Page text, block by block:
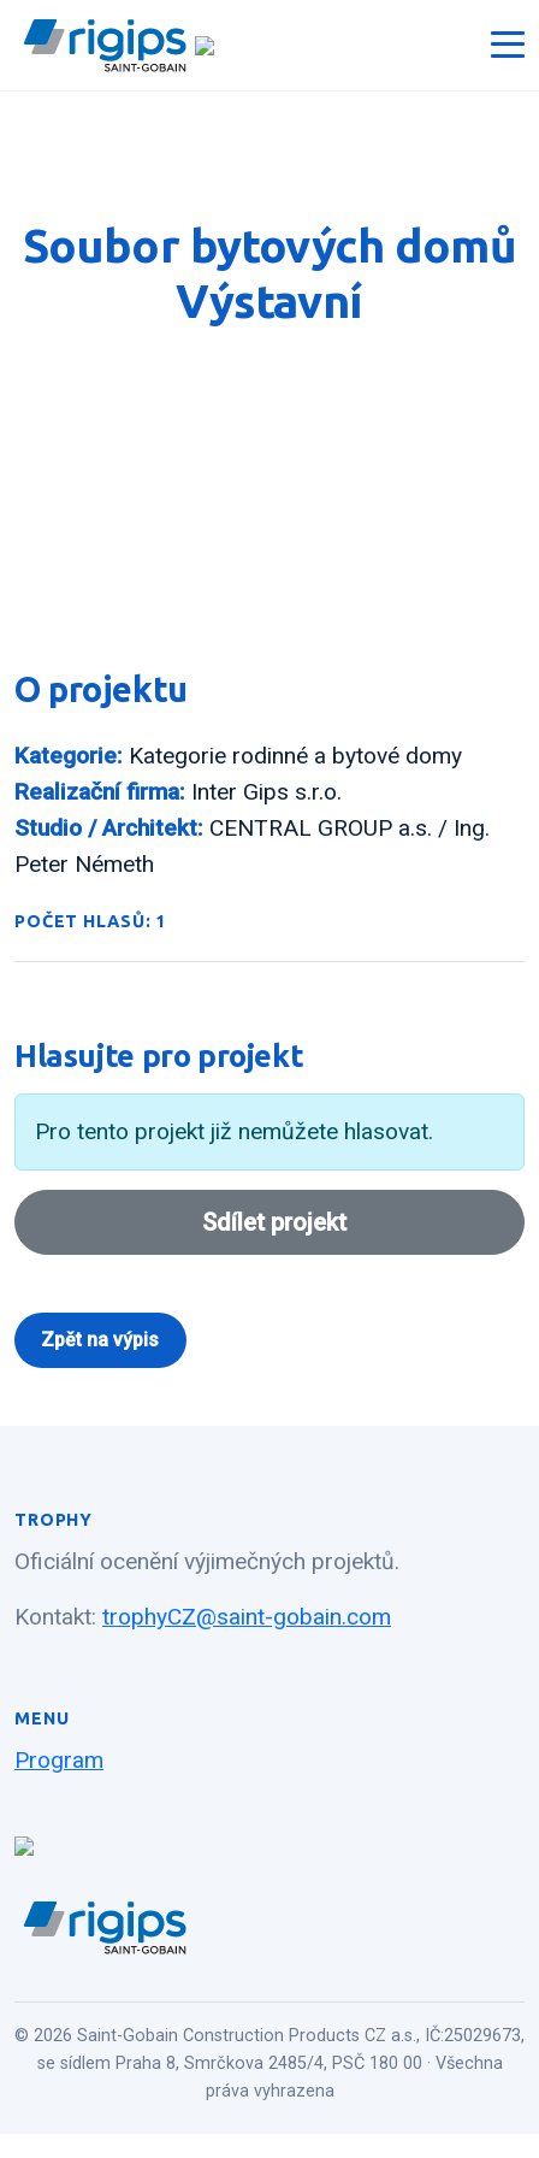
Soubor bytových domů
Výstavní
O projektu
Kategorie: Kategorie rodinné a bytové domy
Realizační firma: Inter Gips s.r.o.
Studio / Architekt: CENTRAL GROUP a.s. / Ing.
Peter Németh
POČET HLASŮ: 1
Hlasujte pro projekt
Pro tento projekt již nemůžete hlasovat.
Sdílet projekt
Zpět na výpis
TROPHY
Oficiální ocenění výjimečných projektů.
Kontakt: trophyCZ@saint-gobain.com
MENU
Program
© 2026 Saint-Gobain Construction Products CZ a.s., IČ:25029673,
se sídlem Praha 8, Smrčkova 2485/4, PSČ 180 00 · Všechna
práva vyhrazena